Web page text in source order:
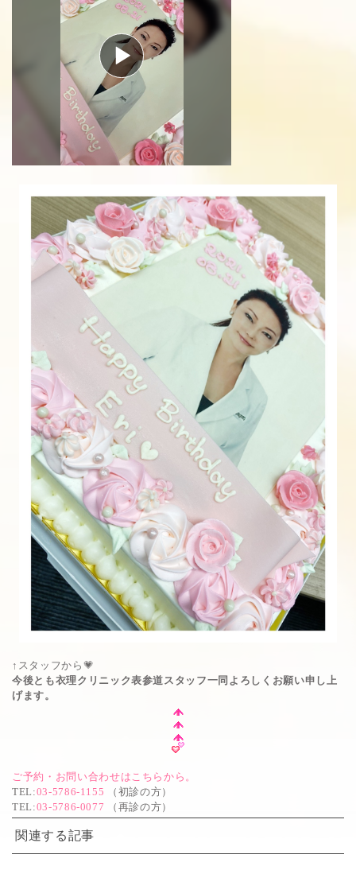
↑スタッフから💗
今後とも衣理クリニック表参道スタッフ一同よろしくお願い申し上
げます。
ご予約・お問い合わせはこちらから。
TEL :03-5786-1155 （初診の方）
TEL :03-5786-0077 （再診の方）
関連する記事